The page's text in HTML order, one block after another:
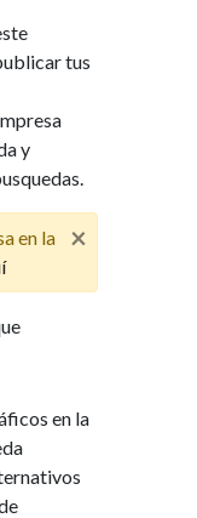
tus
y
×
en la
en la